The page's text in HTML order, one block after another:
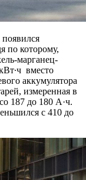
по которому,
марганец-
вместо
аккумулятора
измеренная в
187 до 180 А·ч.
с 410 до